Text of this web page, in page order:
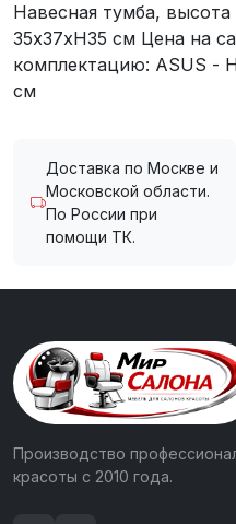
Навесная тумба,
35x37xH35 см Цена на
комплектацию: ASUS -
см
Доставка по Москве и
Московской области.
По России при
помощи ТК.
Производство
красоты с 2010 года.